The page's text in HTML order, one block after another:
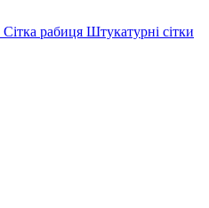
Сітка рабиця Штукатурні сітки